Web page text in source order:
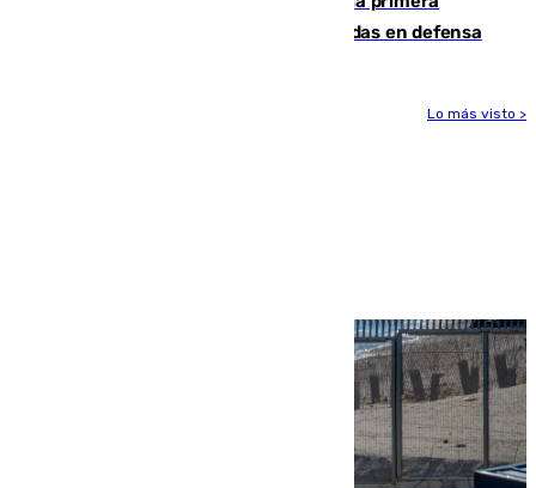
derrota de la pretemporada dejando dudas en defensa
Lo más visto >